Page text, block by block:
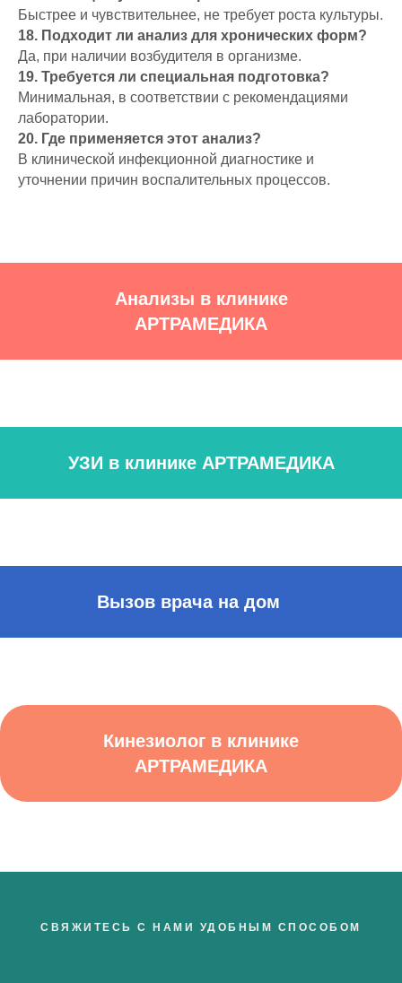
Быстрее и чувствительнее, не требует роста культуры.
18. Подходит ли анализ для хронических форм?
Да, при наличии возбудителя в организме.
19. Требуется ли специальная подготовка?
Минимальная, в соответствии с рекомендациями
лаборатории.
20. Где применяется этот анализ?
В клинической инфекционной диагностике и
уточнении причин воспалительных процессов.
Анализы в клинике
АРТРАМЕДИКА
УЗИ в клинике АРТРАМЕДИКА
Вызов врача на дом
Кинезиолог в клинике
АРТРАМЕДИКА
СВЯЖИТЕСЬ С НАМИ УДОБНЫМ СПОСОБОМ